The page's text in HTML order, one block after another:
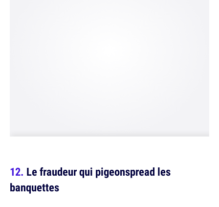
Le fraudeur qui pigeonspread les
banquettes